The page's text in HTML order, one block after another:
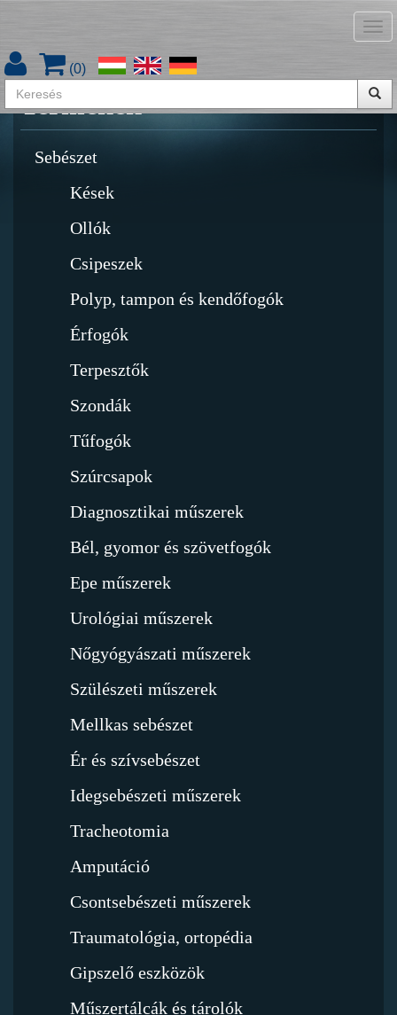
(0)
Termékek
Sebészet
Kések
Ollók
Csipeszek
Polyp, tampon és kendőfogók
Érfogók
Terpesztők
Szondák
Tűfogók
Szúrcsapok
Diagnosztikai műszerek
Bél, gyomor és szövetfogók
Epe műszerek
Urológiai műszerek
Nőgyógyászati műszerek
Szülészeti műszerek
Mellkas sebészet
Ér és szívsebészet
Idegsebészeti műszerek
Tracheotomia
Amputáció
Csontsebészeti műszerek
Traumatológia, ortopédia
Gipszelő eszközök
Műszertálcák és tárolók